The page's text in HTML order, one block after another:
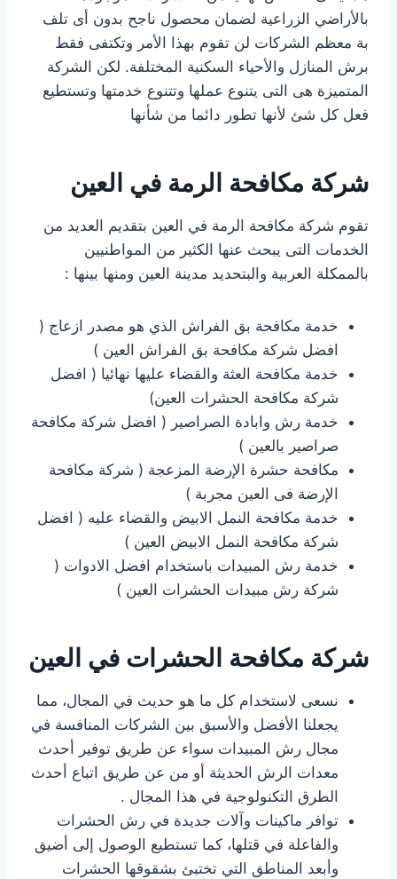
بالأراضي الزراعية لضمان محصول ناجح بدون أى تلف
بة معظم الشركات لن تقوم بهذا الأمر وتكتفى فقط
برش المنازل والأحياء السكنية المختلفة. لكن الشركة
المتميزة هى التى يتنوع عملها وتتنوع خدمتها وتستطيع
فعل كل شئ لأنها تطور دائما من شأنها
شركة مكافحة الرمة في العين
تقوم شركة مكافحة الرمة في العين بتقديم العديد من
الخدمات التى يبحث عنها الكثير من المواطنيين
بالممكلة العربية والبتحديد مدينة العين ومنها بينها :
خدمة مكافحة بق الفراش الذي هو مصدر ازعاج (
افضل شركة مكافحة بق الفراش العين )
خدمة مكافحة العثة والقضاء عليها نهائيا ( افضل
شركة مكافحة الحشرات العين)
خدمة رش وابادة الصراصير ( افضل شركة مكافحة
صراصير بالعين )
مكافحة حشرة الإرضة المزعجة ( شركة مكافحة
الإرضة فى العين مجربة )
خدمة مكافحة النمل الابيض والقضاء عليه ( افضل
شركة مكافحة النمل الابيض العين )
خدمة رش المبيدات باستخدام افضل الادوات (
شركة رش مبيدات الحشرات العين )
شركة مكافحة الحشرات في العين
نسعى لاستخدام كل ما هو حديث في المجال، مما
يجعلنا الأفضل والأسبق بين الشركات المنافسة في
مجال رش المبيدات سواء عن طريق توفير أحدث
معدات الرش الحديثة أو من عن طريق اتباع أحدث
الطرق التكنولوجية في هذا المجال .
توافر ماكينات وآلات جديدة في رش الحشرات
والفاعلة في قتلها، كما تستطيع الوصول إلى أضيق
وأبعد المناطق التي تختبئ بشقوقها الحشرات